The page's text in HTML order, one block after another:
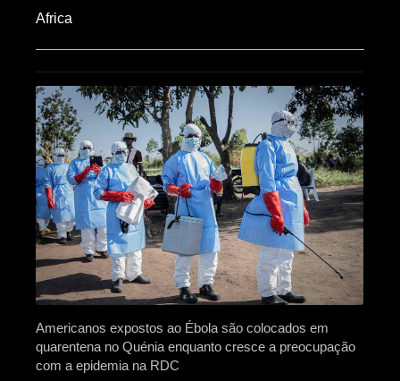
Africa​
Americanos expostos ao Ébola são colocados em
quarentena no Quénia enquanto cresce a preocupação
com a epidemia na RDC